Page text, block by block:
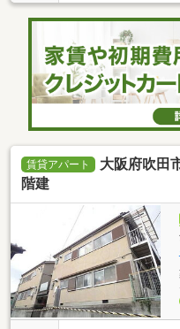
賃貸アパート
大阪府吹田
階建